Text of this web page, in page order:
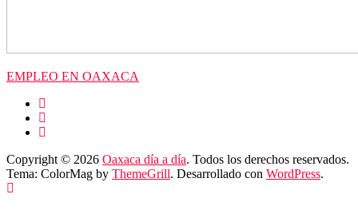
EMPLEO EN OAXACA
Copyright © 2026 Oaxaca día a día. Todos los derechos reservados.
Tema: ColorMag by ThemeGrill. Desarrollado con WordPress.